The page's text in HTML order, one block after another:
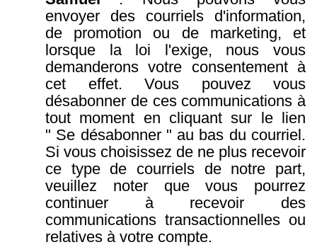
envoyer des courriels d'information,
de promotion ou de marketing, et
lorsque la loi l'exige, nous vous
demanderons votre consentement à
cet effet. Vous pouvez vous
désabonner de ces communications à
tout moment en cliquant sur le lien
" Se désabonner " au bas du courriel.
Si vous choisissez de ne plus recevoir
ce type de courriels de notre part,
veuillez noter que vous pourrez
continuer à recevoir des
communications transactionnelles ou
relatives à votre compte.